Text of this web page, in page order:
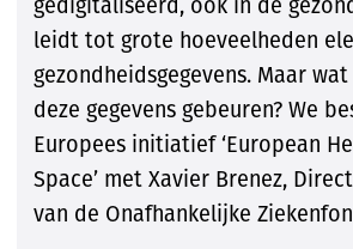
gedigitaliseerd, ook in de
leidt tot grote hoeveelheden
gezondheidsgegevens. Maar
deze gegevens gebeuren? We
Europees initiatief ‘European
Space’ met Xavier Brenez,
van de Onafhankelijke